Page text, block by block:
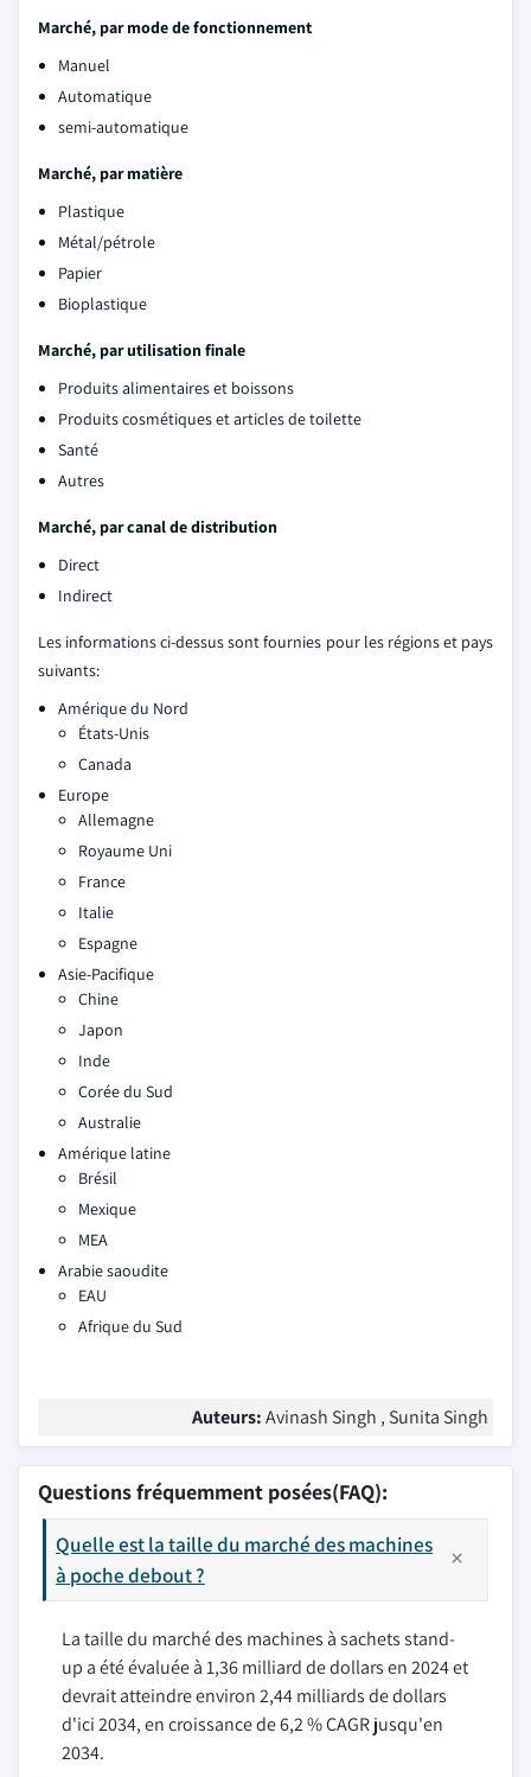
Marché, par mode de fonctionnement
Manuel
Automatique
semi-automatique
Marché, par matière
Plastique
Métal/pétrole
Papier
Bioplastique
Marché, par utilisation finale
Produits alimentaires et boissons
Produits cosmétiques et articles de toilette
Santé
Autres
Marché, par canal de distribution
Direct
Indirect
Les informations ci-dessus sont fournies pour les régions et pays
suivants:
Amérique du Nord
États-Unis
Canada
Europe
Allemagne
Royaume Uni
France
Italie
Espagne
Asie-Pacifique
Chine
Japon
Inde
Corée du Sud
Australie
Amérique latine
Brésil
Mexique
MEA
Arabie saoudite
EAU
Afrique du Sud
Auteurs:Avinash Singh , Sunita Singh
Questions fréquemment posées(FAQ):
Quelle est la taille du marché des machines
à poche debout ?
La taille du marché des machines à sachets stand-
up a été évaluée à 1,36 milliard de dollars en 2024 et
devrait atteindre environ 2,44 milliards de dollars
d'ici 2034, en croissance de 6,2 % CAGR jusqu'en
2034.